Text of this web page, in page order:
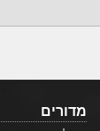
מדורים